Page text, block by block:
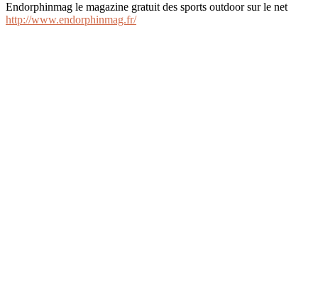
Endorphinmag le magazine gratuit des sports outdoor sur le net
http://www.endorphinmag.fr/